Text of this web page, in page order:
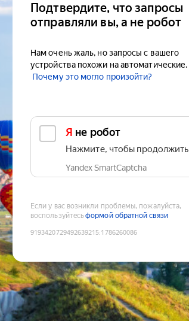
Подтвердите, что запросы
отправляли вы, а не робот
Нам очень жаль, но запросы с вашего
устройства похожи на автоматические.
Почему это могло произойти?
Я не робот
Нажмите, чтобы продолжить
Yandex SmartCaptcha
Если у вас возникли проблемы, пожалуйста,
воспользуйтесьформой обратной связи
9193420729492639215:1786260086